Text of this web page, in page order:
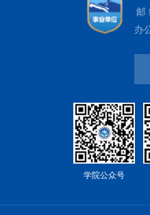
邮
办
学院公众号